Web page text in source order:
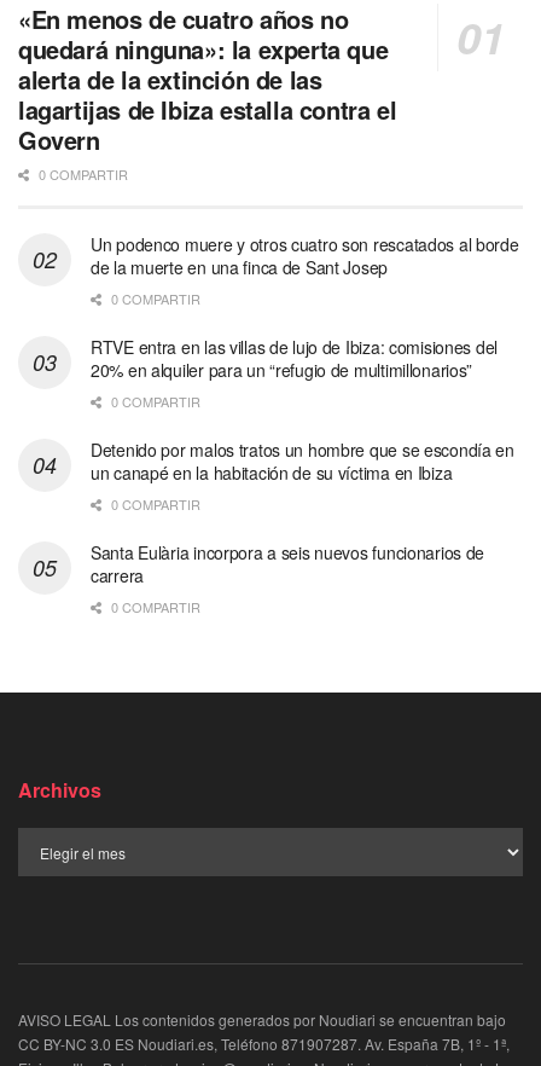
«En menos de cuatro años no
quedará ninguna»: la experta que
alerta de la extinción de las
lagartijas de Ibiza estalla contra el
Govern
0 COMPARTIR
Un podenco muere y otros cuatro son rescatados al borde
de la muerte en una finca de Sant Josep
0 COMPARTIR
RTVE entra en las villas de lujo de Ibiza: comisiones del
20% en alquiler para un “refugio de multimillonarios”
0 COMPARTIR
Detenido por malos tratos un hombre que se escondía en
un canapé en la habitación de su víctima en Ibiza
0 COMPARTIR
Santa Eulària incorpora a seis nuevos funcionarios de
carrera
0 COMPARTIR
Archivos
AVISO LEGAL Los contenidos generados por Noudiari se encuentran bajo
CC BY-NC 3.0 ES Noudiari.es, Teléfono 871907287. Av. España 7B, 1º - 1ª,